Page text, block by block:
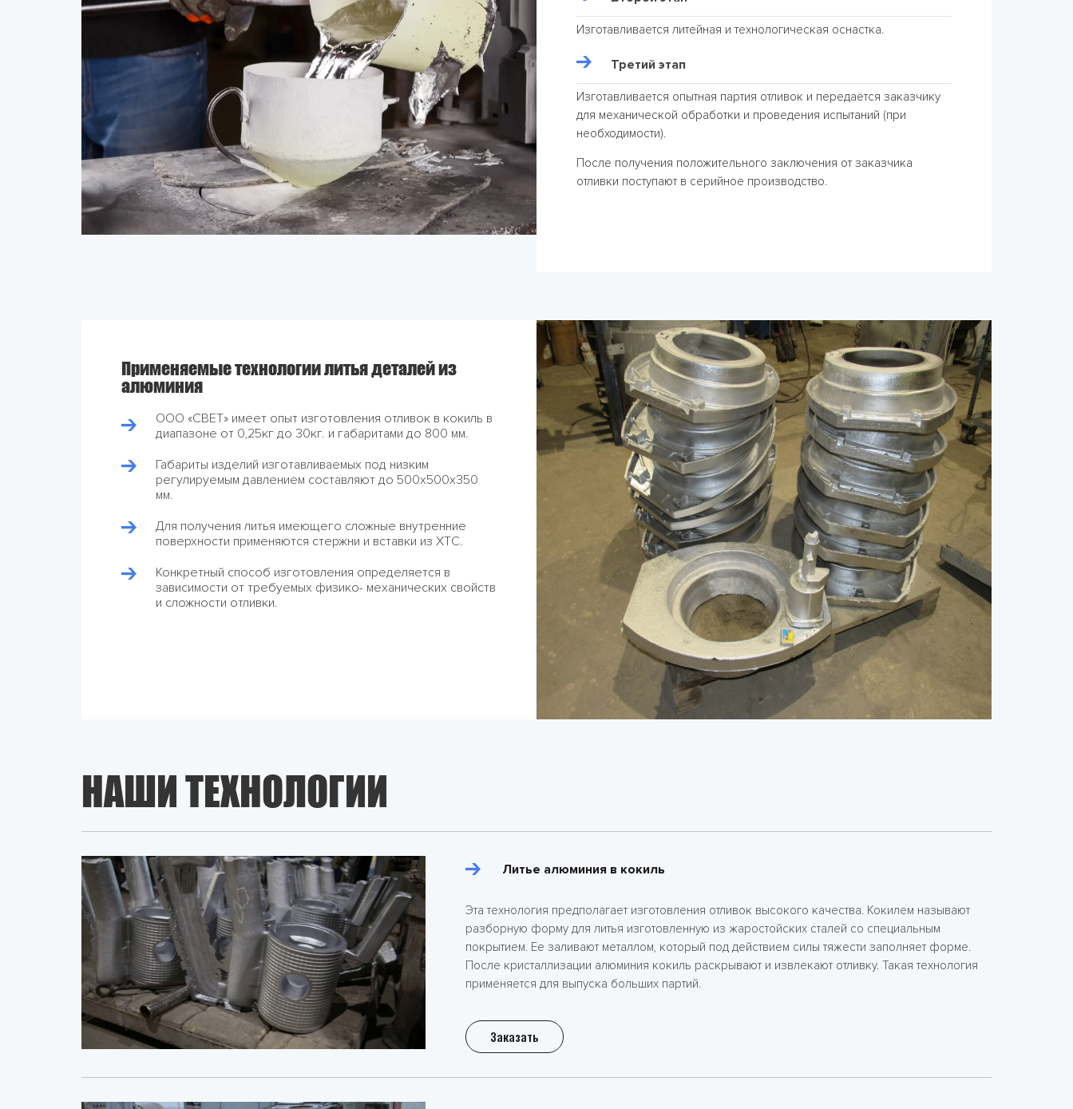
Изготавливается литейная и технологическая оснастка.
Третий этап
Изготавливается опытная партия отливок и передаётся заказчику
для механической обработки и проведения испытаний (при
необходимости).
После получения положительного заключения от заказчика
отливки поступают в серийное производство.
Применяемые технологии литья деталей из
алюминия
ООО «СВЕТ» имеет опыт изготовления отливок в кокиль в
диапазоне от 0,25кг до 30кг. и габаритами до 800 мм.
Габариты изделий изготавливаемых под низким
регулируемым давлением составляют до 500х500х350
мм.
Для получения литья имеющего сложные внутренние
поверхности применяются стержни и вставки из ХТС.
Конкретный способ изготовления определяется в
зависимости от требуемых физико- механических свойств
и сложности отливки.
НАШИ ТЕХНОЛОГИИ
Литье алюминия в кокиль
Эта технология предполагает изготовления отливок высокого качества. Кокилем называют
разборную форму для литья изготовленную из жаростойских сталей со специальным
покрытием. Ее заливают металлом, который под действием силы тяжести заполняет форме.
После кристаллизации алюминия кокиль раскрывают и извлекают отливку. Такая технология
применяется для выпуска больших партий.
Заказать